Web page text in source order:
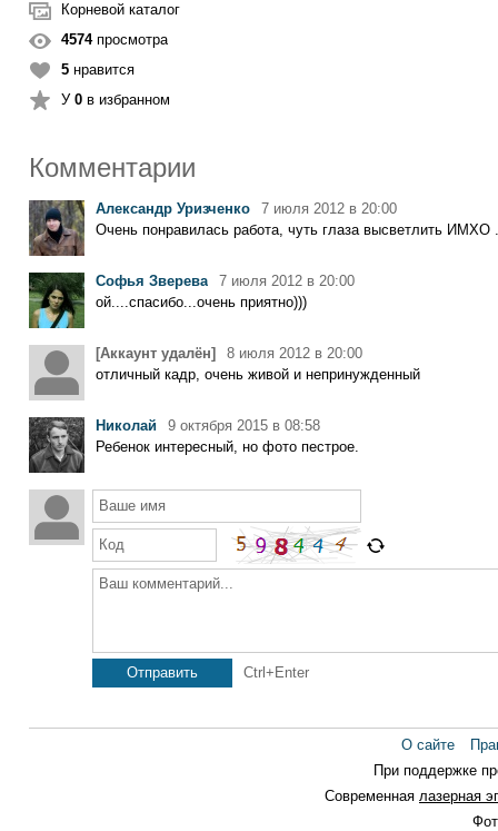
Корневой каталог
4574просмотра
5 нравится
У 0 в избранном
Комментарии
Александр Уризченко
7 июля 2012 в 20:00
Очень понравилась работа, чуть глаза высветлить ИМХО
Софья Зверева
7 июля 2012 в 20:00
ой....спасибо...очень приятно)))
[Aккаунт удалён]
8 июля 2012 в 20:00
отличный кадр, очень живой и непринужденный
Николай
9 октября 2015 в 08:58
Ребенок интересный, но фото пестрое.
Ваше имя
Код
Ваш комментарий...
Отправить Ctrl+Enter
О сайте
При поддержке
Современная лазерная